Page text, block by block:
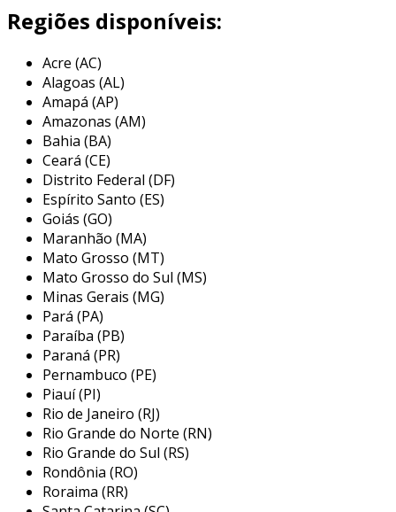
entre outros. a automação é essencial para
modernizar as operações, reduzindo o erro
humano e melhorando a produtividade.
esses dispositivos são projetados para operar
em ambientes industriais, onde a confiabilidade
e a robustez são essenciais. em um sistema de
automação, os dispositivos coletam dados em
tempo real, permitem a comunicação entre
diferentes máquinas e garantem que as
operações sigam um fluxo otimizado. a
implementação de automação é um passo
fundamental para a transformação digital nas
indústrias, possibilitando um maior controle
sobre a produção e a minimização de
desperdícios.
principais tipos de dispositivos de
automação industrial
a automação industrial abrange uma variedade
de dispositivos, cada um com funções
específicas e aplicabilidades variadas. É
fundamental compreender os diferentes tipos
de dispositivos para escolher a solução mais
Regiões disponíveis:
Acre (AC)
Alagoas (AL)
Amapá (AP)
Amazonas (AM)
Bahia (BA)
Ceará (CE)
Distrito Federal (DF)
Espírito Santo (ES)
Goiás (GO)
Maranhão (MA)
Mato Grosso (MT)
Mato Grosso do Sul (MS)
Minas Gerais (MG)
Pará (PA)
Paraíba (PB)
Paraná (PR)
Pernambuco (PE)
Piauí (PI)
Rio de Janeiro (RJ)
Rio Grande do Norte (RN)
Rio Grande do Sul (RS)
Rondônia (RO)
Roraima (RR)